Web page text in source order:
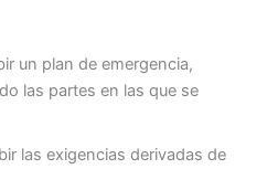
un plan de emergencia,
las partes en las que se
las exigencias derivadas de